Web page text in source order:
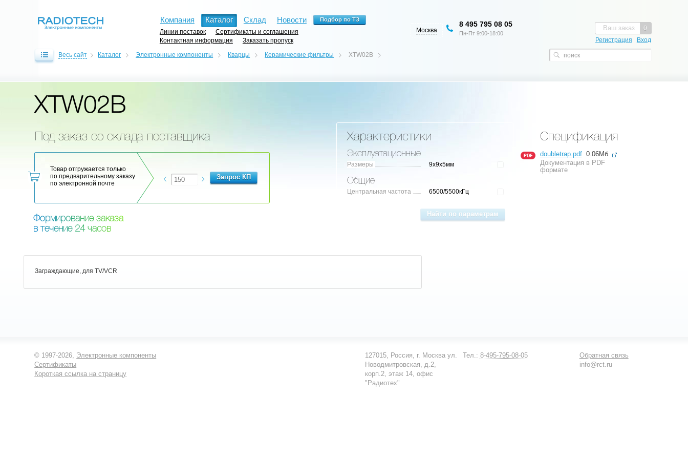
Компания Каталог Склад Новости
Линии поставок
Сертификаты и соглашения
Контактная информация
Заказать пропуск
0
Ваш заказ
Регистрация Вход
Москва
8 495 795 08 05
Пн-Пт 9:00-18:00
Весь сайт Каталог Электронные компоненты Кварцы Керамические фильтры XTW02B
XTW02B
Под заказ со склада поставщика
Товар отгружается только
по предварительному заказу
по электронной почте
Формирование заказа
в течение 24 часов
Характеристики
Эксплуатационные
Размеры 9x9x5мм
Общие
Центральная частота 6500/5500кГц
Спецификация
doubletrap.pdf 0.06Мб
Документация в PDF
формате
Заграждающие, для TV/VCR
© 1997-2026, Электронные компоненты
Сертификаты
Короткая ссылка на страницу
Обратная связь
info@rct.ru
Тел.: 8-495-795-08-05
127015, Россия, г. Москва ул.
Новодмитровская, д.2,
корп.2, этаж 14, офис
"Радиотех"